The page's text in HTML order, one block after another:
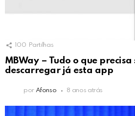
100 Partilhas
MBWay – Tudo o que
descarregar já esta app
por Afonso 8 anos atrás